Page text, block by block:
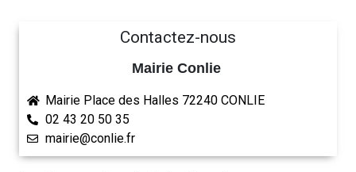
Contactez-nous
Mairie Conlie
Mairie Place des Halles 72240 CONLIE
02 43 20 50 35
mairie@conlie.fr